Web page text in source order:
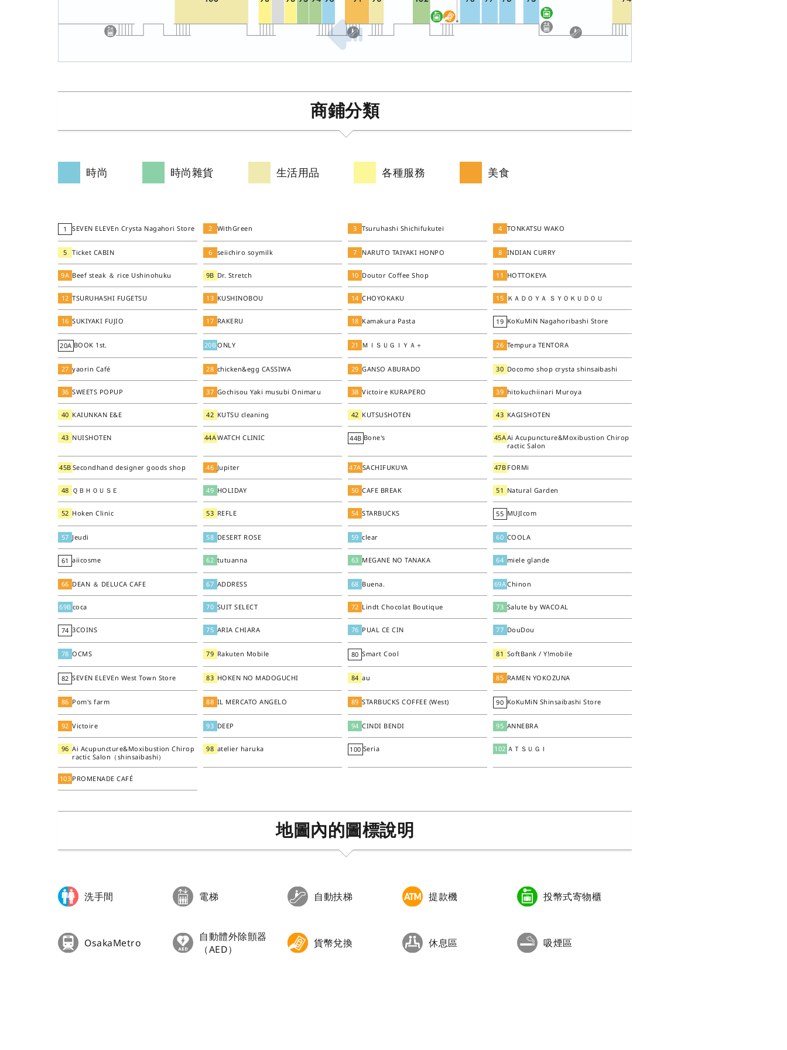
商鋪分類
時尚 時尚雜貨 生活用品 各種服務 美食
1 SEVEN ELEVEn Crysta Nagahori Store 2 WithGreen 3 Tsuruhashi Shichifukutei 4 TONKATSU WAKO
5 Ticket CABIN 6 seiichiro soymilk 7 NARUTO TAIYAKI HONPO 8 INDIAN CURRY
9A Beef steak ＆ rice Ushinohuku 9B Dr. Stretch 10 Doutor Coffee Shop 11 HOTTOKEYA
12 TSURUHASHI FUGETSU 13 KUSHINOBOU 14 CHOYOKAKU 15 ＫＡＤＯＹＡ ＳＹＯＫＵＤＯＵ
16 SUKIYAKI FUJIO 17 RAKERU 18 Kamakura Pasta 19 KoKuMiN Nagahoribashi Store
20A BOOK 1st. 20BONLY 21 ＭＩＳＵＧＩＹＡ＋ 26 Tempura TENTORA
27 yaorin Café 28 chicken&egg CASSIWA 29 GANSO ABURADO 30 Docomo shop crysta shinsaibashi
36 SWEETS POPUP 37 Gochisou Yaki musubi Onimaru 38 Victoire KURAPERO 39 hitokuchiinari Muroya
40 KAIUNKAN E&E 42 KUTSU cleaning 42 KUTSUSHOTEN 43 KAGISHOTEN
43 NUISHOTEN 44AWATCH CLINIC 44B Bone's 45AAi Acupuncture&Moxibustion Chirop
ractic Salon
45B Secondhand designer goods shop 46 Jupiter 47A SACHIFUKUYA 47B FORMi
48 ＱＢＨＯＵＳＥ 49 HOLIDAY 50 CAFE BREAK 51 Natural Garden
52 Hoken Clinic 53 REFLE 54 STARBUCKS 55 MUJIcom
57 Jeudi 58 DESERT ROSE 59 clear 60 COOLA
61 aiicosme 62 tutuanna 63 MEGANE NO TANAKA 64 miele glande
66 DEAN ＆ DELUCA CAFE 67 ADDRESS 68 Buena. 69AChinon
69B coca 70 SUIT SELECT 72 Lindt Chocolat Boutique 73 Salute by WACOAL
74 3COINS 75 ARIA CHIARA 76 PUAL CE CIN 77 DouDou
78 OCMS 79 Rakuten Mobile 80 Smart Cool 81 SoftBank / Y!mobile
82 SEVEN ELEVEn West Town Store 83 HOKEN NO MADOGUCHI 84 au 85 RAMEN YOKOZUNA
86 Pom's farm 88 IL MERCATO ANGELO 89 STARBUCKS COFFEE (West) 90 KoKuMiN Shinsaibashi Store
92 Victoire 93 DEEP 94 CINDI BENDI 95 ANNEBRA
96 Ai Acupuncture&Moxibustion Chirop
ractic Salon（shinsaibashi）
98 atelier haruka 100 Seria 102 ＡＴＳＵＧＩ
103 PROMENADE CAFÉ
地圖內的圖標說明
洗手間 電梯 自動扶梯 提款機 投幣式寄物櫃
OsakaMetro
自動體外除顫器
（AED）
貨幣兌換 休息區 吸煙區